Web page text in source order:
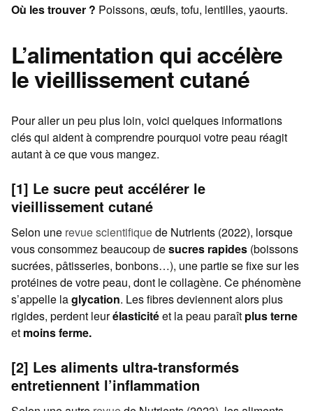
Où les trouver ? Poissons, œufs, tofu, lentilles, yaourts.
L’alimentation qui accélère
le vieillissement cutané
Pour aller un peu plus loin, voici quelques informations
clés qui aident à comprendre pourquoi votre peau réagit
autant à ce que vous mangez.
[1] Le sucre peut accélérer le
vieillissement cutané
Selon une revue scientifiquede Nutrients (2022), lorsque
vous consommez beaucoup desucres rapides (boissons
sucrées, pâtisseries, bonbons…), une partie se fixe sur les
protéines de votre peau, dont le collagène. Ce phénomène
s’appelle laglycation. Les fibres deviennent alors plus
rigides, perdent leurélasticitéet la peau paraît plus terne
et moins ferme.
[2] Les aliments ultra-transformés
entretiennent l’inflammation